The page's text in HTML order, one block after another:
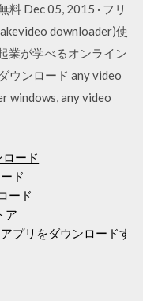
Dec 05, 2015 · フリ
downloader)使
業が学べるオンライン
ウンロード any video
windows, any video
ード
ド
ード
ア
プリをダウンロードす